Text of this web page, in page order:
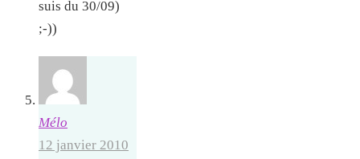
suis du 30/09)
;-))
Mélo
12 janvier 2010